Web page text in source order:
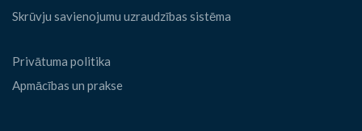
Skrūvju savienojumu uzraudzības sistēma
Privātuma politika
Apmācības un prakse